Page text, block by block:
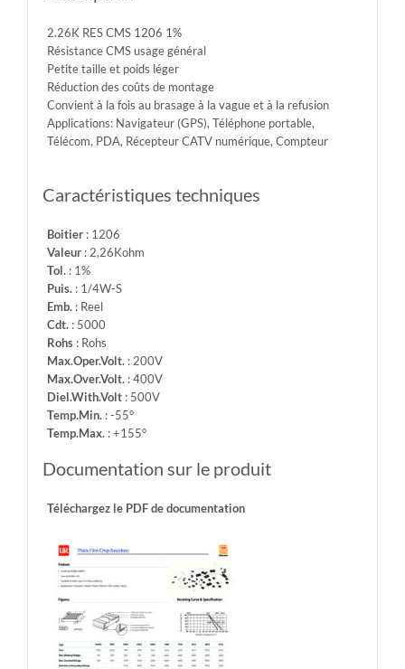
-55°
-
Temp.Max.:
+155°
2.26K RES CMS 1206 1%
Résistance CMS usage général
Petite taille et poids léger
Réduction des coûts de montage
Convient à la fois au brasage à la vague et à la refusion
Applications: Navigateur (GPS), Téléphone portable,
Télécom, PDA, Récepteur CATV numérique, Compteur
Caractéristiques techniques
Boitier: 1206
Valeur: 2,26Kohm
Tol.: 1%
Puis.: 1/4W-S
Emb.: Reel
Cdt.: 5000
Rohs: Rohs
Max.Oper.Volt.: 200V
Max.Over.Volt.: 400V
Diel.With.Volt: 500V
Temp.Min.: -55°
Temp.Max.: +155°
Documentation sur le produit
Téléchargez le PDF de documentation